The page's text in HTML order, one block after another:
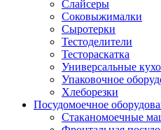
Слайсеры
Соковыжималки
Сыротерки
Тестоделители
Тестораскатка
Универсальные
Упаковочное
Хлеборезки
Посудомоечное
Стаканомоечные